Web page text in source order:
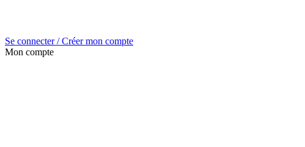
Se connecter / Créer mon compte
Mon compte